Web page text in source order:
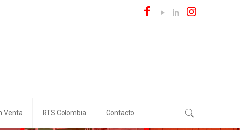
Venta RTS Colombia Contacto